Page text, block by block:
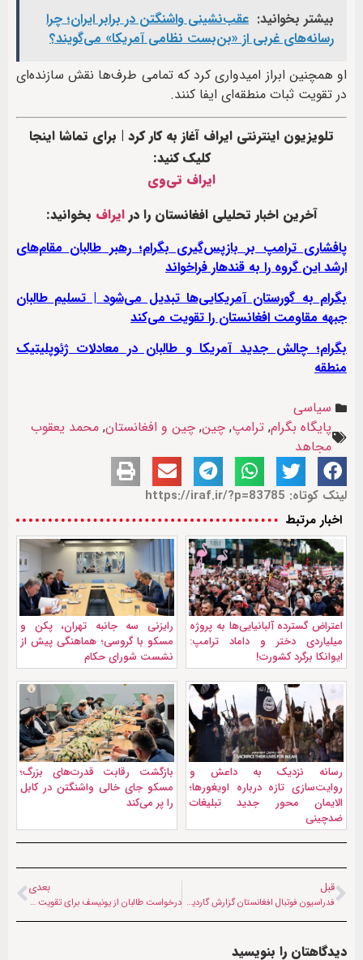
بیشتر بخوانید: عقب‌نشینی واشنگتن در برابر ایران؛ چرا
رسانه‌های غربی از «بن‌بست نظامی آمریکا» می‌گویند؟
او همچنین ابراز امیدواری کرد که تمامی طرف‌ها نقش سازنده‌ای
در تقویت ثبات منطقه‌ای ایفا کنند.
تلویزیون اینترنتی ایراف آغاز به کار کرد | برای تماشا اینجا
کلیک کنید:
ایراف تی‌وی
آخرین اخبار تحلیلی افغانستان را درایراف بخوانید:
پافشاری ترامپ بر بازپس‌گیری بگرام؛ رهبر طالبان مقام‌های
ارشد این گروه را به قندهار فراخواند
بگرام به گورستان آمریکایی‌ها تبدیل می‌شود | تسلیم طالبان
جبهه مقاومت افغانستان را تقویت می‌کند
بگرام؛ چالش جدید آمریکا و طالبان در معادلات ژئوپلیتیک
منطقه
سیاسی
پایگاه بگرام, ترامپ, چین, چین و افغانستان, محمد یعقوب
مجاهد
لینک کوتاه: https://iraf.ir/?p=83785
اخبار مرتبط
اعتراض گسترده آلبانیایی‌ها به پروژه
میلیاردی دختر و داماد ترامپ:
ایوانکا برگرد کشورت!
رایزنی سه جانبه تهران، پکن و
مسکو با گروسی؛ هماهنگی پیش از
نشست شورای حکام
رسانه نزدیک به داعش و
روایت‌سازی تازه درباره اویغورها؛
الایمان محور جدید تبلیغات
ضدچینی
بازگشت رقابت قدرت‌های بزرگ؛
مسکو جای خالی واشنگتن در کابل
را پر می‌کند
قبل
فدراسیون فوتبال افغانستان گزارش گاردین را ادعاها بی‌اساس و مغرضانه خواند
بعدی
درخواست طالبان از یونیسف برای تقویت خدمات بشردوستانه در کمپ تورخم
دیدگاهتان را بنویسید